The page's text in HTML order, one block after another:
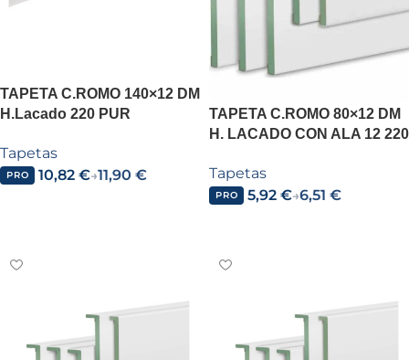
TAPETA C.ROMO 140×12 DM
H.Lacado 220 PUR
Tapetas
PRO 10,82€→11,90€
TAPETA C.ROMO 80×12 DM
H. LACADO CON ALA 12 220
Tapetas
PRO 5,92€→6,51€